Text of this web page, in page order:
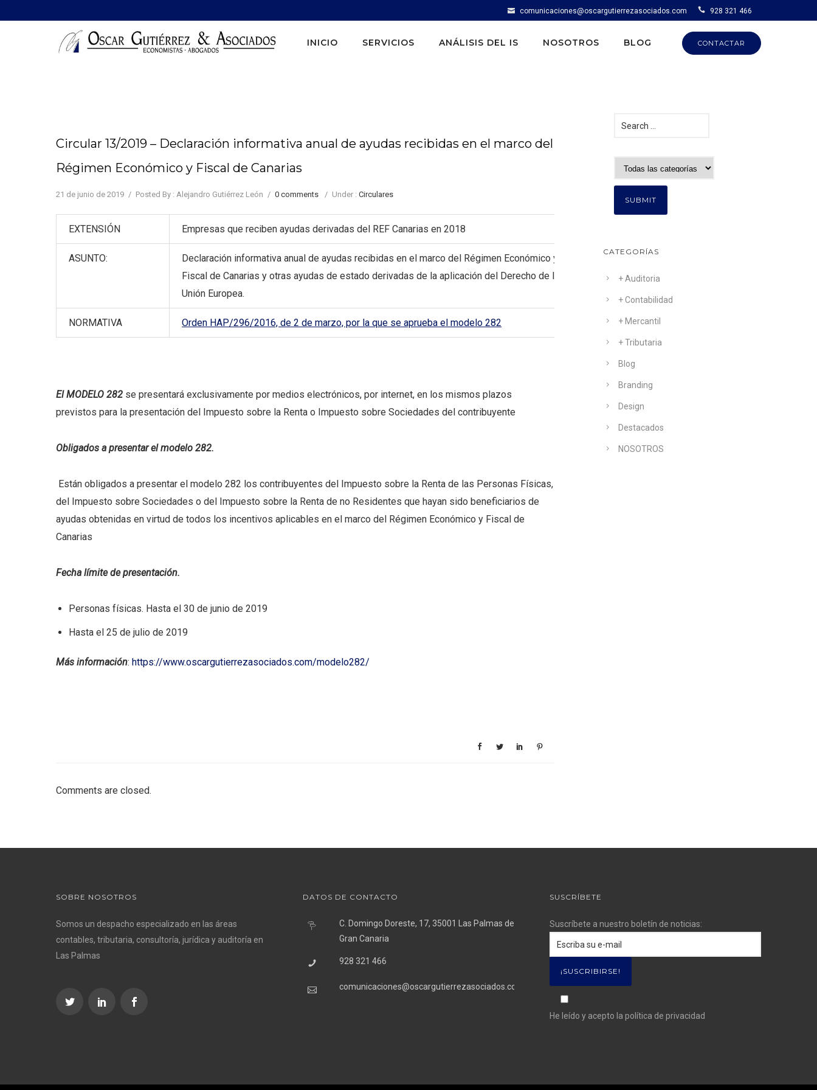
comunicaciones@oscargutierrezasociados.com 928 321 466
CONTACTAR
INICIO SERVICIOS ANÁLISIS DEL IS NOSOTROS BLOG
Circular 13/2019 – Declaración informativa anual de ayudas recibidas en el marco del
Régimen Económico y Fiscal de Canarias
21 de junio de 2019 / Posted By : Alejandro Gutiérrez León / 0 comments / Under : Circulares
EXTENSIÓN Empresas que reciben ayudas derivadas del REF Canarias en 2018
ASUNTO:
Declaración informativa anual de ayudas recibidas en el marco del Régimen Económico y
Fiscal de Canarias y otras ayudas de estado derivadas de la aplicación del Derecho de la
Unión Europea.
NORMATIVA Orden HAP/296/2016, de 2 de marzo, por la que se aprueba el modelo 282
El MODELO 282 se presentará exclusivamente por medios electrónicos, por internet, en los mismos plazos
previstos para la presentación del Impuesto sobre la Renta o Impuesto sobre Sociedades del contribuyente
Obligados a presentar el modelo 282.
Están obligados a presentar el modelo 282 los contribuyentes del Impuesto sobre la Renta de las Personas Físicas,
del Impuesto sobre Sociedades o del Impuesto sobre la Renta de no Residentes que hayan sido beneficiarios de
ayudas obtenidas en virtud de todos los incentivos aplicables en el marco del Régimen Económico y Fiscal de
Canarias
Fecha límite de presentación.
Personas físicas. Hasta el 30 de junio de 2019
Hasta el 25 de julio de 2019
Más información: https://www.oscargutierrezasociados.com/modelo282/
Comments are closed.
CATEGORÍAS
+ Auditoria
+ Contabilidad
+ Mercantil
+ Tributaria
Blog
Branding
Design
Destacados
NOSOTROS
SOBRE NOSOTROS
Somos un despacho especializado en las áreas
contables, tributaria, consultoría, jurídica y auditoría en
Las Palmas
DATOS DE CONTACTO
C. Domingo Doreste, 17, 35001 Las Palmas de
Gran Canaria
928 321 466
comunicaciones@oscargutierrezasociados.com
SUSCRÍBETE
Suscríbete a nuestro boletín de noticias:
He leído y acepto la política de privacidad